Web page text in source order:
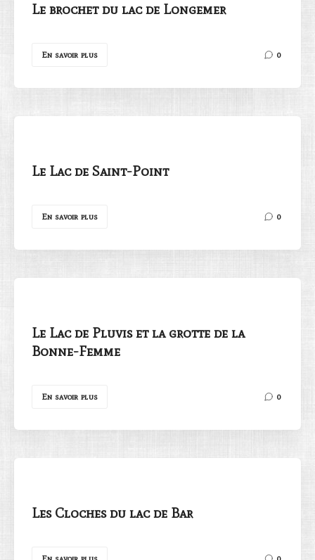
Le brochet du lac de Longemer
En savoir plus 0
Le Lac de Saint-Point
En savoir plus 0
Le Lac de Pluvis et la grotte de la
Bonne-Femme
En savoir plus 0
Les Cloches du lac de Bar